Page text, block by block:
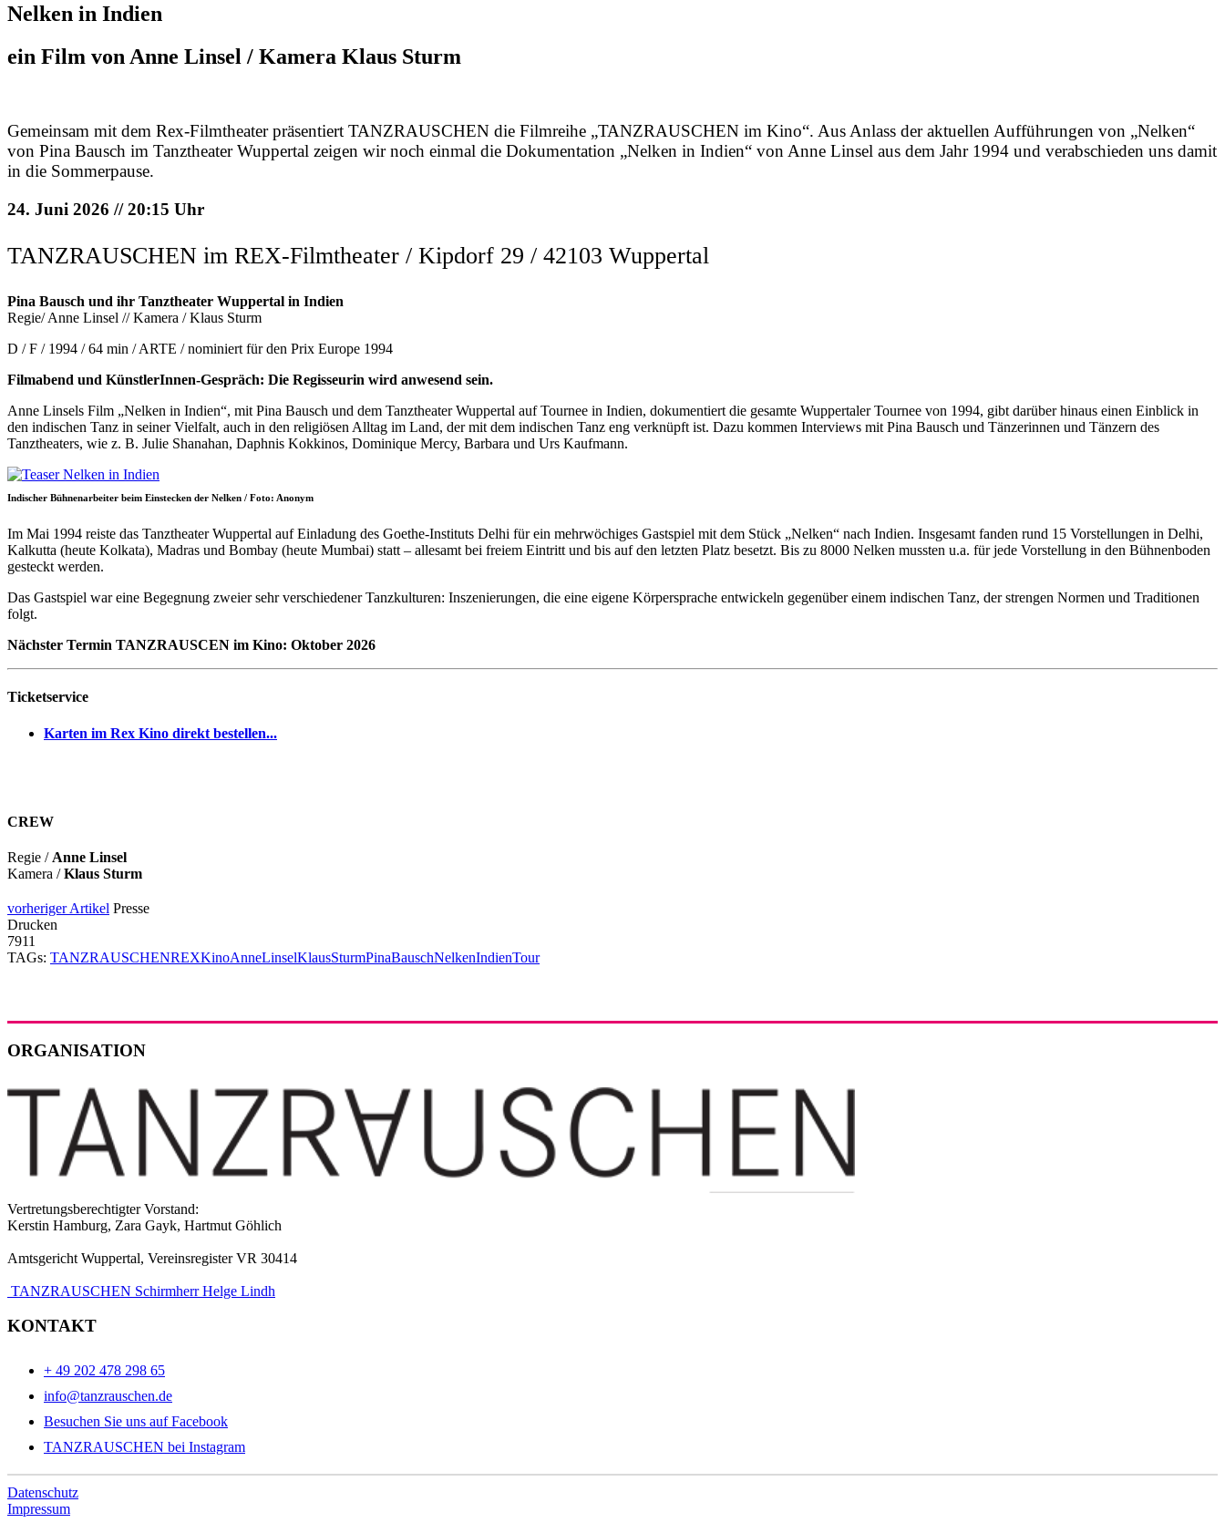
Nelken in Indien
ein Film von Anne Linsel / Kamera Klaus Sturm
Gemeinsam mit dem Rex-Filmtheater präsentiert TANZRAUSCHEN die Filmreihe „TANZRAUSCHEN im Kino“. Aus Anlass der aktuellen Aufführungen von „Nelken“
von Pina Bausch im Tanztheater Wuppertal zeigen wir noch einmal die Dokumentation „Nelken in Indien“ von Anne Linsel aus dem Jahr 1994 und verabschieden uns damit
in die Sommerpause.
24. Juni 2026 // 20:15 Uhr
TANZRAUSCHEN im REX-Filmtheater / Kipdorf 29 / 42103 Wuppertal
Pina Bausch und ihr Tanztheater Wuppertal in Indien
Regie/ Anne Linsel // Kamera / Klaus Sturm
D / F / 1994 / 64 min / ARTE / nominiert für den Prix Europe 1994
Filmabend und KünstlerInnen-Gespräch: Die Regisseurin wird anwesend sein.
Anne Linsels Film „Nelken in Indien“, mit Pina Bausch und dem Tanztheater Wuppertal auf Tournee in Indien, dokumentiert die gesamte Wuppertaler Tournee von 1994, gibt darüber hinaus einen Einblick in
den indischen Tanz in seiner Vielfalt, auch in den religiösen Alltag im Land, der mit dem indischen Tanz eng verknüpft ist. Dazu kommen Interviews mit Pina Bausch und Tänzerinnen und Tänzern des
Tanztheaters, wie z. B. Julie Shanahan, Daphnis Kokkinos, Dominique Mercy, Barbara und Urs Kaufmann.
Indischer Bühnenarbeiter beim Einstecken der Nelken / Foto: Anonym
Im Mai 1994 reiste das Tanztheater Wuppertal auf Einladung des Goethe-Instituts Delhi für ein mehrwöchiges Gastspiel mit dem Stück „Nelken“ nach Indien. Insgesamt fanden rund 15 Vorstellungen in Delhi,
Kalkutta (heute Kolkata), Madras und Bombay (heute Mumbai) statt – allesamt bei freiem Eintritt und bis auf den letzten Platz besetzt. Bis zu 8000 Nelken mussten u.a. für jede Vorstellung in den Bühnenboden
gesteckt werden.
Das Gastspiel war eine Begegnung zweier sehr verschiedener Tanzkulturen: Inszenierungen, die eine eigene Körpersprache entwickeln gegenüber einem indischen Tanz, der strengen Normen und Traditionen
folgt.
Nächster Termin TANZRAUSCEN im Kino: Oktober 2026
Ticketservice
Karten im Rex Kino direkt bestellen...
CREW
Regie / Anne Linsel
Kamera /Klaus Sturm
vorheriger Artikel Presse
Drucken
7911
TAGs: TANZRAUSCHENREXKinoAnneLinselKlausSturmPinaBauschNelkenIndienTour
ORGANISATION
Vertretungsberechtigter Vorstand:
Kerstin Hamburg, Zara Gayk, Hartmut Göhlich
Amtsgericht Wuppertal, Vereinsregister VR 30414
TANZRAUSCHEN Schirmherr Helge Lindh
KONTAKT
+ 49 202 478 298 65
info@tanzrauschen.de
Besuchen Sie uns auf Facebook
TANZRAUSCHEN bei Instagram
Datenschutz
Impressum